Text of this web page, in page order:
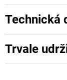
Technická
Trvale